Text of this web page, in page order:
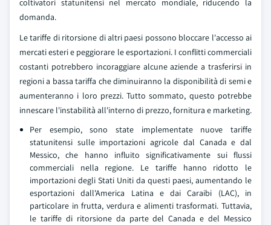
coltivatori statunitensi nel mercato mondiale, riducendo la
domanda.
Le tariffe di ritorsione di altri paesi possono bloccare l'accesso ai
mercati esteri e peggiorare le esportazioni. I conflitti commerciali
costanti potrebbero incoraggiare alcune aziende a trasferirsi in
regioni a bassa tariffa che diminuiranno la disponibilità di semi e
aumenteranno i loro prezzi. Tutto sommato, questo potrebbe
innescare l'instabilità all'interno di prezzo, fornitura e marketing.
Per esempio, sono state implementate nuove tariffe
statunitensi sulle importazioni agricole dal Canada e dal
Messico, che hanno influito significativamente sui flussi
commerciali nella regione. Le tariffe hanno ridotto le
importazioni degli Stati Uniti da questi paesi, aumentando le
esportazioni dall'America Latina e dai Caraibi (LAC), in
particolare in frutta, verdura e alimenti trasformati. Tuttavia,
le tariffe di ritorsione da parte del Canada e del Messico